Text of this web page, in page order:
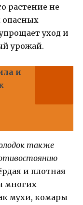
растение не
опасных
уход и
урожай.
и
также
и плотная
многих
мухи, комары